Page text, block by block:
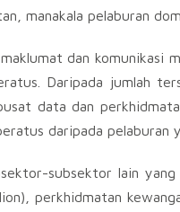
manakala pelaburan
dan komunikasi
Daripada jumlah
data dan
daripada pelaburan
subsektor lain yang
perkhidmatan